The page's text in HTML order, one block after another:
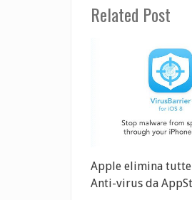
Related Post
Apple elimina
Anti-virus da